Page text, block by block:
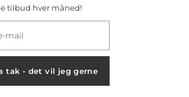
tilbud hver måned!